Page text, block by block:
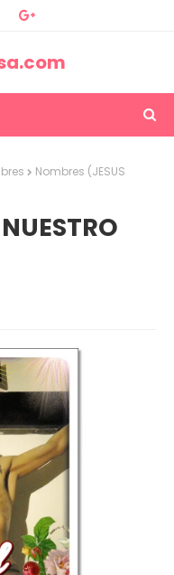
Nombres (JESUS